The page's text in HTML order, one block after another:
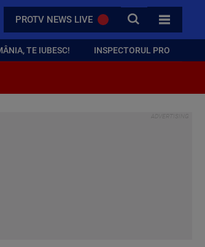
PROTV NEWS LIVE CAUTA
TOATE
TE IUBESC! INSPECTORUL PRO